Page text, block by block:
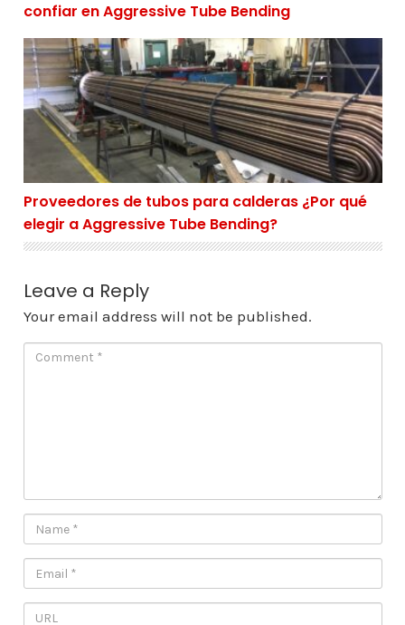
confiar en Aggressive Tube Bending
Proveedores de tubos para calderas ¿Por qué elegir a
Proveedores de tubos para calderas ¿Por qué
elegir a Aggressive Tube Bending?
Leave a Reply
Your email address will not be published.